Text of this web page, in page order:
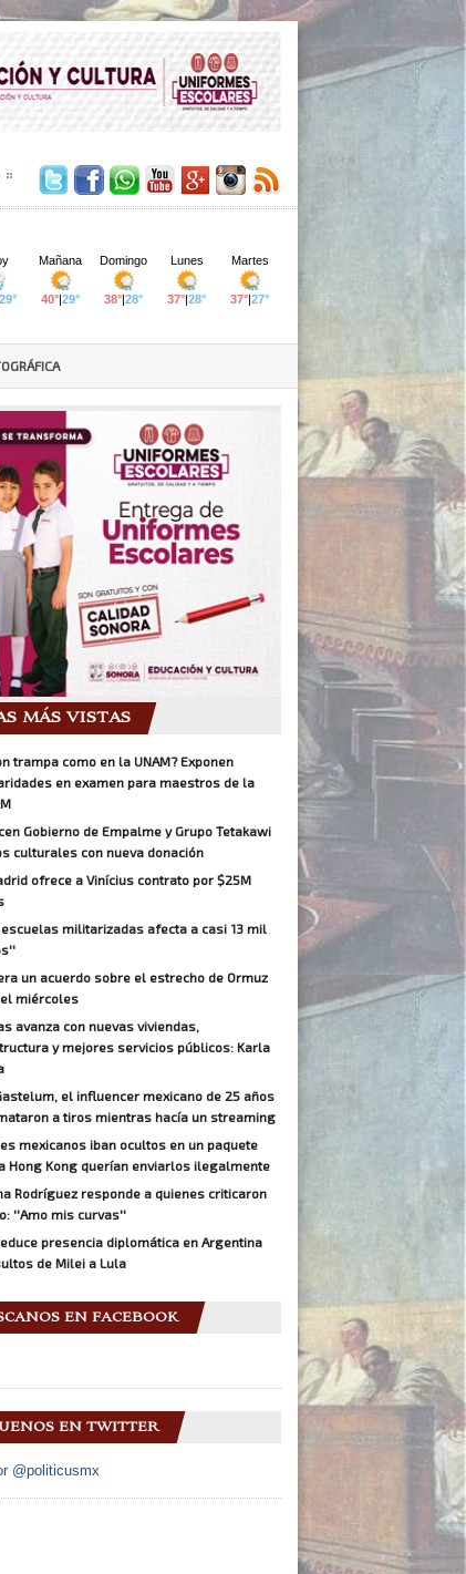
MÁS VISTAS
trampa como en la UNAM? Exponen
en examen para maestros de la
Gobierno de Empalme y Grupo Tetakawi
culturales con nueva donación
ofrece a Vinícius contrato por $25M
militarizadas afecta a casi 13 mil
un acuerdo sobre el estrecho de Ormuz
miércoles
avanza con nuevas viviendas,
y mejores servicios públicos: Karla
el influencer mexicano de 25 años
a tiros mientras hacía un streaming
mexicanos iban ocultos en un paquete
Hong Kong querían enviarlos ilegalmente
Rodríguez responde a quienes criticaron
''Amo mis curvas''
presencia diplomática en Argentina
de Milei a Lula
EN FACEBOOK
EN TWITTER
@politicusmx